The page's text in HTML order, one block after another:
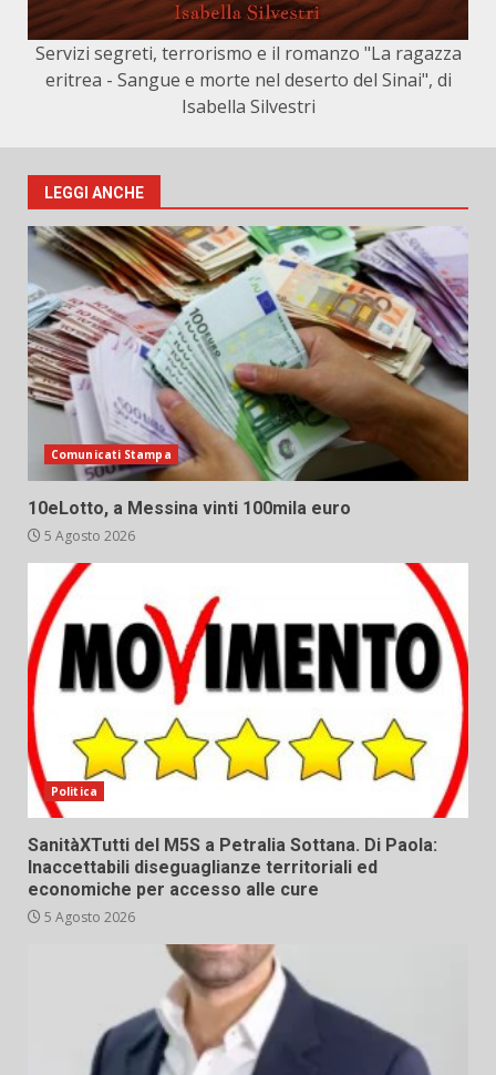
Servizi segreti, terrorismo e il romanzo "La ragazza
eritrea - Sangue e morte nel deserto del Sinai", di
Isabella Silvestri
LEGGI ANCHE
Comunicati Stampa
10eLotto, a Messina vinti 100mila euro
5 Agosto 2026
Politica
SanitàXTutti del M5S a Petralia Sottana. Di Paola:
Inaccettabili diseguaglianze territoriali ed
economiche per accesso alle cure
5 Agosto 2026